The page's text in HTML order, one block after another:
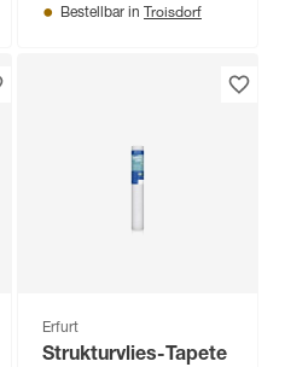
Bestellbar in Troisdorf
Erfurt
Strukturvlies-Tapete